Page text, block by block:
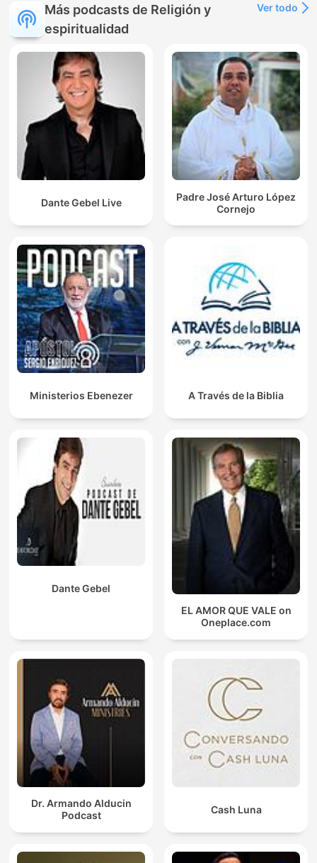
Más podcasts de Religión y
espiritualidad
Ver todo
Dante Gebel Live
Padre José Arturo López
Cornejo
Ministerios Ebenezer A Través de la Biblia
Dante Gebel
EL AMOR QUE VALE on
Oneplace.com
Dr. Armando Alducin
Podcast
Cash Luna